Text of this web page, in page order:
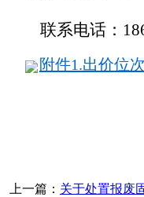
联系电话：
附件1.出价位
上一篇： 关于处置报废